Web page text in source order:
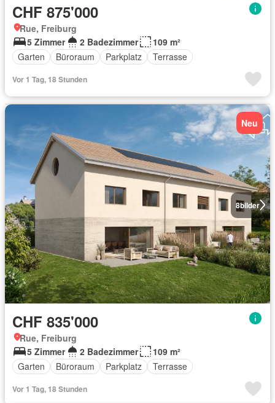
CHF 875'000
Rue, Freiburg
5 Zimmer
2 Badezimmer
109 m²
Garten
Büroraum Parkplatz Terrasse
Vor 1 Tag, 18 Stunden
8bilder
Neu
CHF 835'000
Rue, Freiburg
5 Zimmer
2 Badezimmer
109 m²
Garten
Büroraum Parkplatz Terrasse
Vor 1 Tag, 18 Stunden